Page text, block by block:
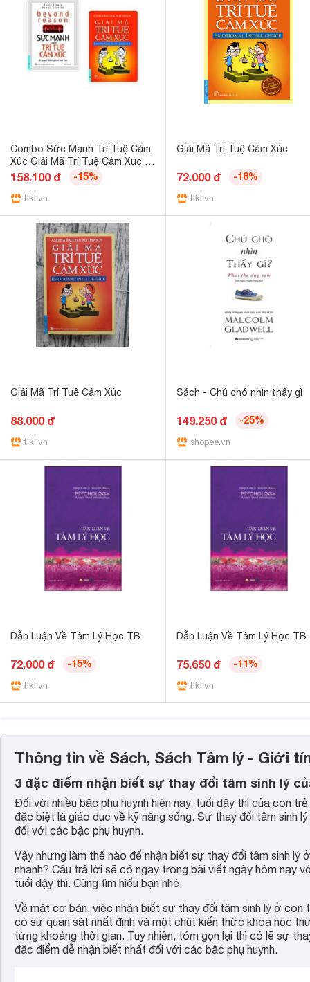
Combo Sức Mạnh Trí Tuệ Cảm
Xúc Giải Mã Trí Tuệ Cảm Xúc -
Ban Quyên
158.100 đ -15%
tiki.vn
Giải Mã Trí Tuệ Cảm Xúc
72.000 đ -18%
tiki.vn
Giải Mã Trí Tuệ Cảm Xúc
88.000 đ
tiki.vn
Sách - Chú chó nhìn thấy gì
149.250 đ -25%
shopee.vn
Dẫn Luận Về Tâm Lý Học TB
72.000 đ -15%
tiki.vn
Dẫn Luận Về Tâm Lý Học TB
75.650 đ -11%
tiki.vn
Thông tin về Sách, Sách Tâm lý - Giới
3 đặc điểm nhận biết sự thay đổi tâm sinh lý
Đối với nhiều bậc phụ huynh hiện nay, tuổi dậy thì của con
đặc biệt là giáo dục về kỹ năng sống. Sự thay đổi tâm sinh
đối với các bậc phụ huynh.
Vậy nhưng làm thế nào để nhận biết sự thay đổi tâm sinh
nhanh? Câu trả lời sẽ có ngay trong bài viết ngày hôm nay
tuổi dậy thì. Cùng tìm hiểu bạn nhé.
Về mặt cơ bản, việc nhận biết sự thay đổi tâm sinh lý ở
có sự quan sát nhất định và một chút kiến thức khoa học
từng khoảng thời gian. Tuy nhiên, tóm gọn lại thì có lẽ sự
đặc điểm dễ nhận biết nhất đối với các bậc phụ huynh.